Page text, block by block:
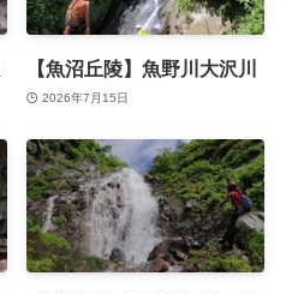
【魚沼丘陵】魚野川大沢川
2026年7月15日